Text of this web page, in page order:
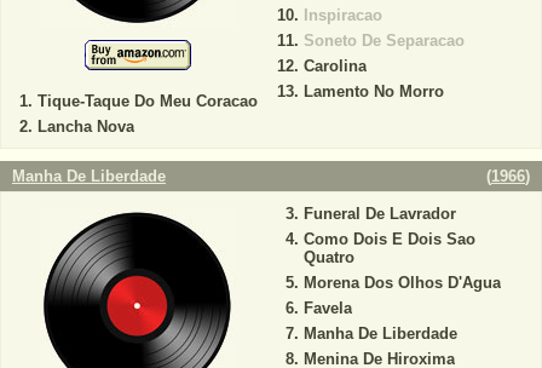
Tique-Taque Do Meu Coracao
Lancha Nova
Inspiracao
Soneto De Separacao
Carolina
Lamento No Morro
Manha De Liberdade (1966)
Funeral De Lavrador
Como Dois E Dois Sao
Quatro
Morena Dos Olhos D'Agua
Favela
Manha De Liberdade
Menina De Hiroxima